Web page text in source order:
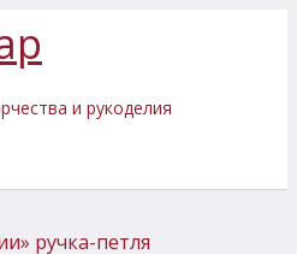
и рукоделия
ручка-петля